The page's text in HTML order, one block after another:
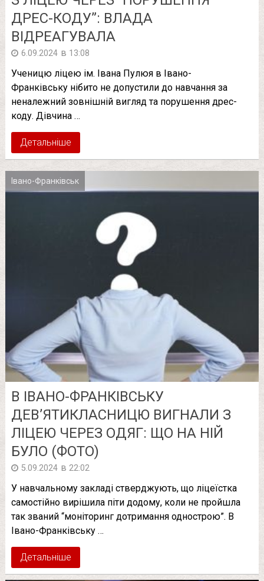
ДРЕС-КОДУ”: ВЛАДА
ВІДРЕАГУВАЛА
6.09.2024 в 13:08
Ученицю ліцею ім. Івана Пулюя в Івано-
Франківську нібито не допустили до навчання за
неналежний зовнішній вигляд та порушення дрес-
коду. Дівчина …
Детальніше
Івано-Франківськ
В ІВАНО-ФРАНКІВСЬКУ
ДЕВ’ЯТИКЛАСНИЦЮ ВИГНАЛИ З
ЛІЦЕЮ ЧЕРЕЗ ОДЯГ: ЩО НА НІЙ
БУЛО (ФОТО)
5.09.2024 в 22:02
У навчальному закладі стверджують, що ліцеїстка
самостійно вирішила піти додому, коли не пройшла
так званий “моніторинг дотримання однострою”. В
Івано-Франківську …
Детальніше